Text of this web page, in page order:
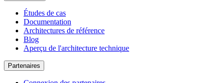
Études de cas
Documentation
Architectures de référence
Blog
Aperçu de l'architecture technique
Partenaires